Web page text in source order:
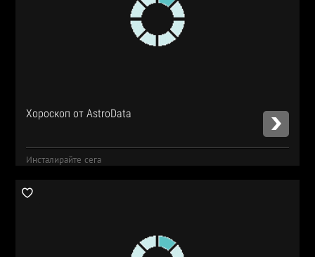
Хороскоп от AstroData
Инсталирайте сега